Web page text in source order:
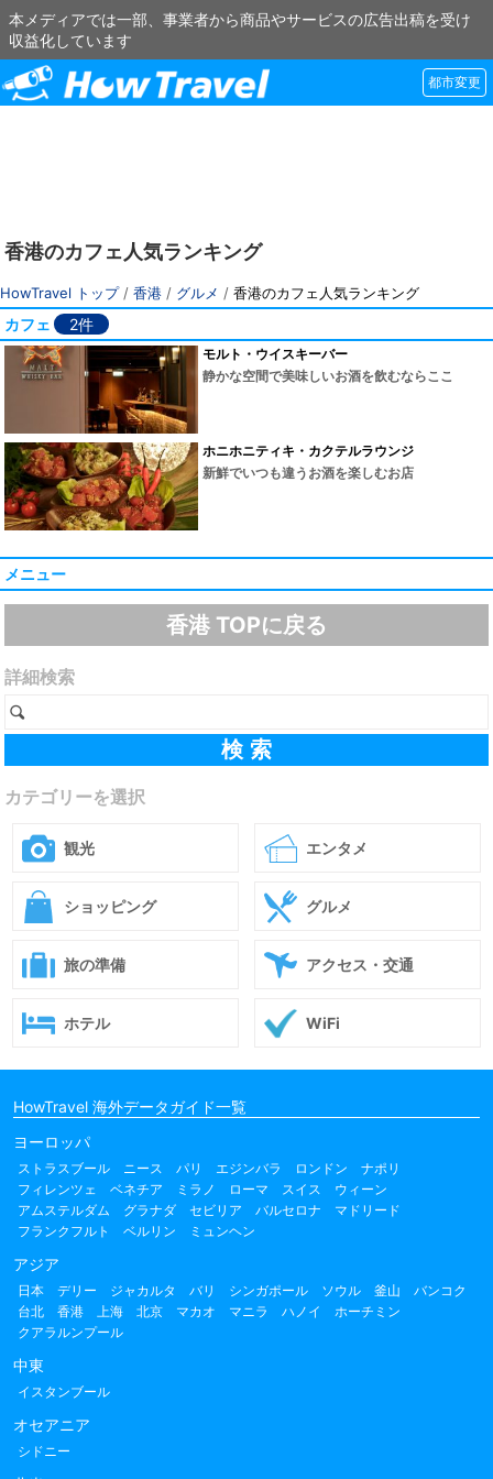
本メディアでは一部、事業者から商品やサービスの広告出稿を受け
収益化しています
都市変更
香港のカフェ人気ランキング
HowTravel トップ/ 香港 / グルメ / 香港のカフェ人気ランキング
カフェ 2件
モルト・ウイスキーバー
静かな空間で美味しいお酒を飲むならここ
ホニホニティキ・カクテルラウンジ
新鮮でいつも違うお酒を楽しむお店
メニュー
香港 TOPに戻る
詳細検索
カテゴリーを選択
観光 エンタメ
ショッピング グルメ
旅の準備 アクセス・交通
ホテル WiFi
HowTravel 海外データガイド一覧
ヨーロッパ
ストラスブール ニース パリ エジンバラ ロンドン
ナポリ
フィレンツェ
ベネチア ミラノ ローマ スイス
ウィーン
アムステルダム
グラナダ セビリア バルセロナ
マドリード
フランクフルト
ベルリン ミュンヘン
アジア
日本 デリー ジャカルタ バリ シンガポール ソウル 釜山
バンコク
台北
香港 上海 北京 マカオ マニラ ハノイ
ホーチミン
クアラルンプール
中東
イスタンブール
オセアニア
シドニー